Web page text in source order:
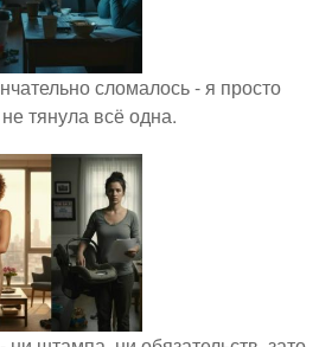
сломалось - я просто
тянула всё одна.